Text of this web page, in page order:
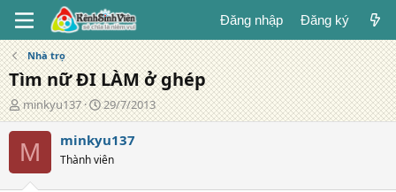
Đăng nhập Đăng ký
Nhà trọ
Tìm nữ ĐI LÀM ở ghép
T
á
c
g
ả
minkyu137
N
g
à
y
đ
29/7/2013
M minkyu137
Thành viên